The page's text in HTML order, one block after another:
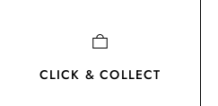
CLICK & COLLECT